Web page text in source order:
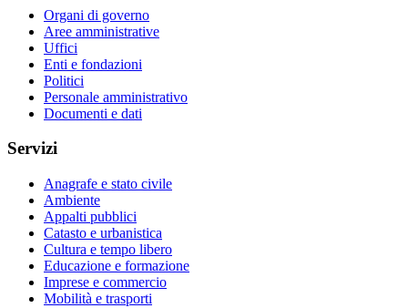
Organi di governo
Aree amministrative
Uffici
Enti e fondazioni
Politici
Personale amministrativo
Documenti e dati
Servizi
Anagrafe e stato civile
Ambiente
Appalti pubblici
Catasto e urbanistica
Cultura e tempo libero
Educazione e formazione
Imprese e commercio
Mobilità e trasporti